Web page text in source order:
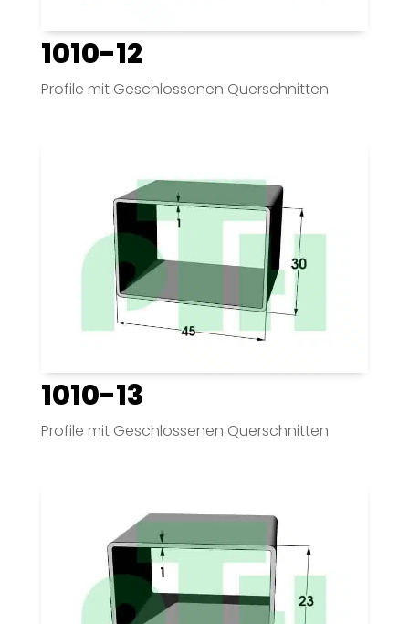
1010-12
Profile mit Geschlossenen Querschnitten
1010-13
Profile mit Geschlossenen Querschnitten